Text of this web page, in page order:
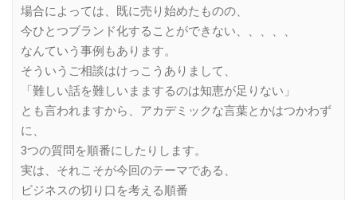
場合によっては、既に売り始めたものの、
今ひとつブランド化することができない、、、、、
なんていう事例もあります。
そういうご相談はけっこうありまして、
「難しい話を難しいままするのは知恵が足りない」
とも言われますから、アカデミックな言葉とかはつかわず
に、
3つの質問を順番にしたりします。
実は、それこそが今回のテーマである、
ビジネスの切り口を考える順番